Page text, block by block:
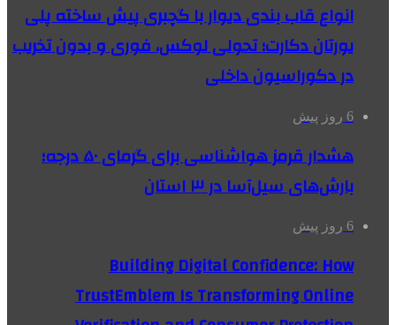
انواع قاب بندی دیوار با گچبری پیش ساخته پلی
یورتان دکارت؛ تحولی لوکس، فوری و بدون تخریب
در دکوراسیون داخلی
6 روز پیش
هشدار قرمز هواشناسی برای گرمای ۵۰ درجه؛
بارش‌های سیل‌آسا در ۳ استان
6 روز پیش
Building Digital Confidence: How
TrustEmblem Is Transforming Online